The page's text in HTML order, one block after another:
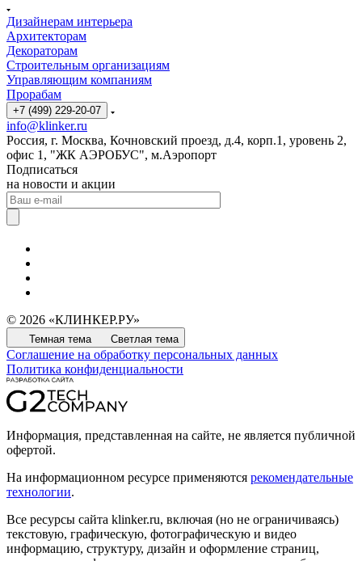
Дизайнерам интерьера
Архитекторам
Декораторам
Строительным организациям
Управляющим компаниям
Прорабам
+7 (499) 229-20-07
info@klinker.ru
Россия, г. Москва, Кочновский проезд, д.4, корп.1, уровень 2,
офис 1, "ЖК АЭРОБУС", м.Аэропорт
Подписаться
на новости и акции
© 2026 «КЛИНКЕР.РУ»
Темная тема Светлая тема
Соглашение на обработку персональных данных
Политика конфиденциальности
Информация, представленная на сайте, не является публичной
офертой.
На информационном ресурсе применяются рекомендательные
технологии.
Все ресурсы сайта klinker.ru, включая (но не ограничиваясь)
текстовую, графическую, фотографическую и видео
информацию, структуру, дизайн и оформление страниц,